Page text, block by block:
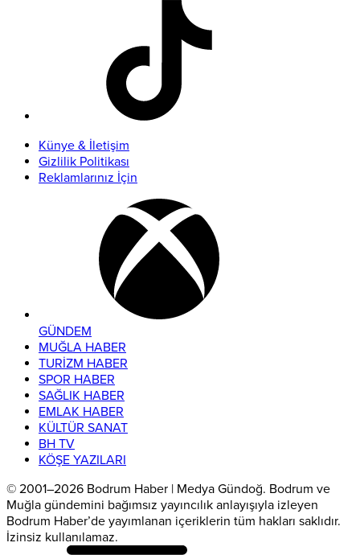
Künye & İletişim
Gizlilik Politikası
Reklamlarınız İçin
GÜNDEM
MUĞLA HABER
TURİZM HABER
SPOR HABER
SAĞLIK HABER
EMLAK HABER
KÜLTÜR SANAT
BH TV
KÖŞE YAZILARI
© 2001–2026 Bodrum Haber | Medya Gündoğ. Bodrum ve
Muğla gündemini bağımsız yayıncılık anlayışıyla izleyen
Bodrum Haber’de yayımlanan içeriklerin tüm hakları saklıdır.
İzinsiz kullanılamaz.